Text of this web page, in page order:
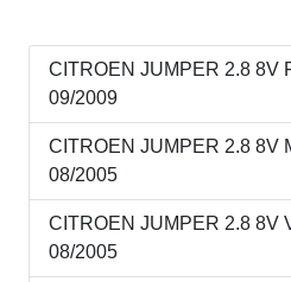
CITROEN JUMPER 2.8 8V
09/2009
CITROEN JUMPER 2.8 8V
08/2005
CITROEN JUMPER 2.8 8V
08/2005